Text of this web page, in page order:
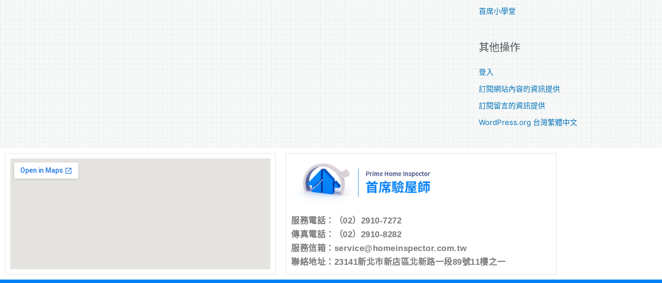
首席小學堂
其他操作
登入
訂閱網站內容的資訊提供
訂閱留言的資訊提供
WordPress.org 台灣繁體中文
服務電話：
（02）2910-7272
傳真電話：（02）2910-8282
服務信箱： service@homeinspector.com.tw
聯絡地址：23141新北市新店區北新路一段89號11樓之一